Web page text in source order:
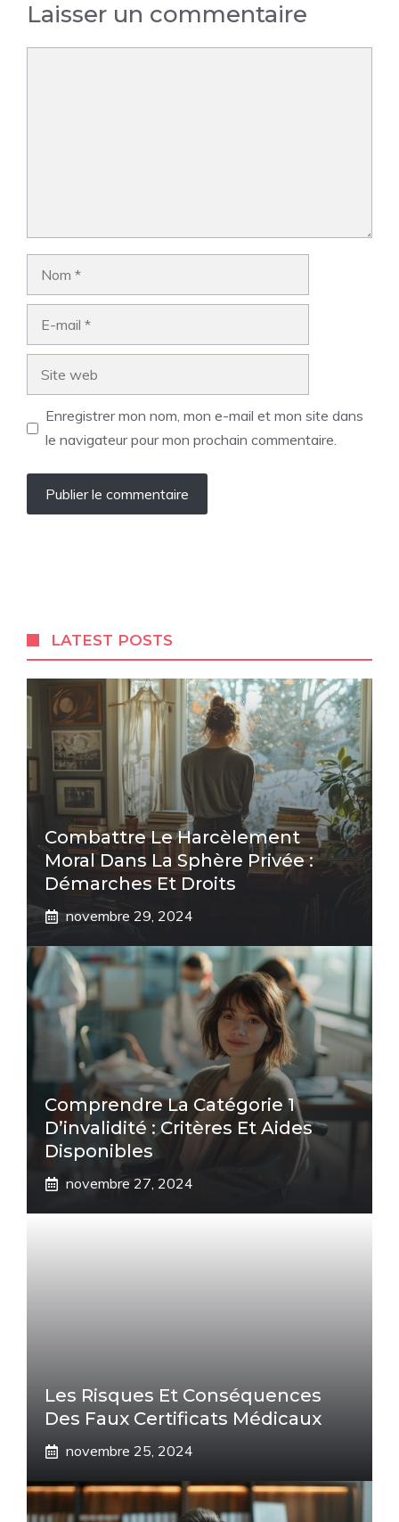
Laisser un commentaire
Enregistrer mon nom, mon e-mail et mon site dans
le navigateur pour mon prochain commentaire.
LATEST POSTS
Combattre Le Harcèlement
Moral Dans La Sphère Privée :
Démarches Et Droits
novembre 29, 2024
Comprendre La Catégorie 1
D’invalidité : Critères Et Aides
Disponibles
novembre 27, 2024
Les Risques Et Conséquences
Des Faux Certificats Médicaux
novembre 25, 2024